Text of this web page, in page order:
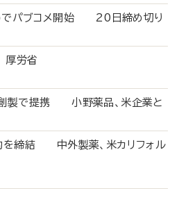
でパブコメ開始 20日締め切り
労省
製で提携 小野薬品、米企業と
を締結 中外製薬、米カリフォル